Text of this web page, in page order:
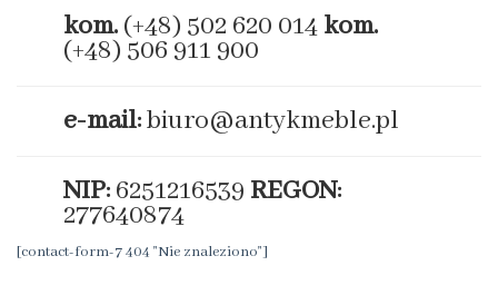
kom. (+48) 502 620 014 kom.
(+48) 506 911 900
e-mail:biuro@antykmeble.pl
NIP: 6251216539 REGON:
277640874
[contact-form-7 404 "Nie znaleziono"]